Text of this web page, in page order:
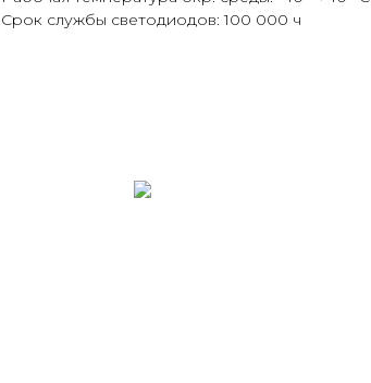
Срок службы светодиодов: 100 000 ч